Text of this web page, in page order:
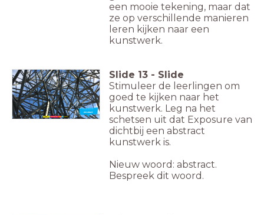
een mooie tekening, maar dat
ze op verschillende manieren
leren kijken naar een
kunstwerk.
Abstract
Nieuw woord:
Slide 13 - Slide
Stimuleer de leerlingen om
goed te kijken naar het
kunstwerk. Leg na het
schetsen uit dat Exposure van
dichtbij een abstract
kunstwerk is.
Nieuw woord: abstract.
Bespreek dit woord.